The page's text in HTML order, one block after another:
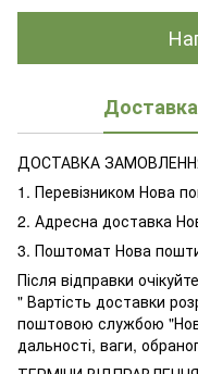
Доставка
ДОСТАВКА
1. Перевізником Нова
2. Адресна доставка
3. Поштомат Нова
Після відправки
" Вартість доставки
поштовою службою
дальності, ваги,